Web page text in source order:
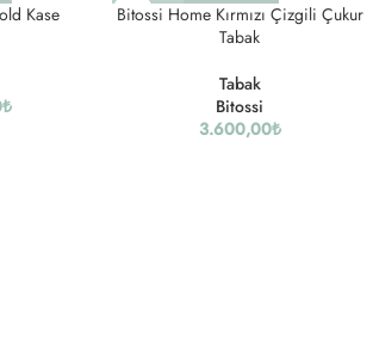
Kase
₺
Bitossi Home Kırmızı Çizgili Çukur
Tabak
Tabak
Bitossi
3.600,00₺